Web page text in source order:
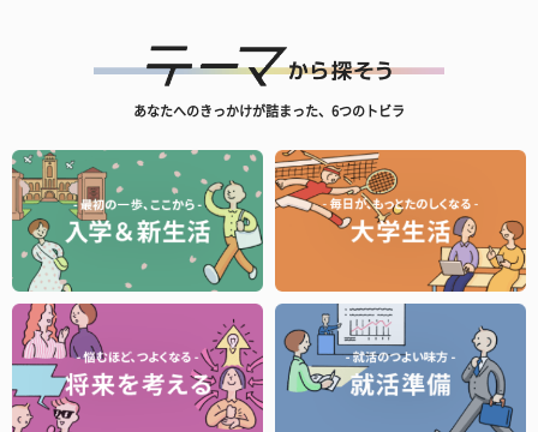
あなたへのきっかけが詰まった、6つのトビラ